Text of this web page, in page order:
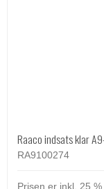
Raaco indsats klar
RA9100274
Prisen er inkl. 25 %